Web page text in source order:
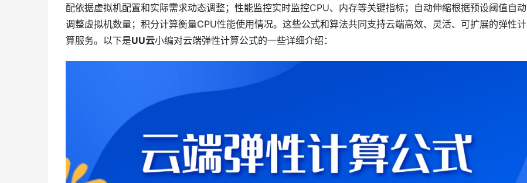
配依据虚拟机配置和实际需求动态调整；性能监控实时监控CPU、内存等关键指标；自动伸缩根据预设阈值自动
调整虚拟机数量；积分计算衡量CPU性能使用情况。这些公式和算法共同支持云端高效、灵活、可扩展的弹性计
算服务。以下是UU云小编对云端弹性计算公式的一些详细介绍：